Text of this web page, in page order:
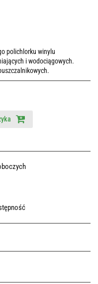
polichlorku winylu
i wodociągowych.